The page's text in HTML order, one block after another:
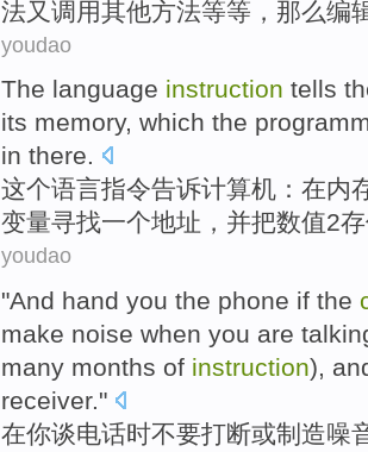
法又 调用其他方法等等 ，那么编
youdao
The language instruction tells
its memory, which the
in there.
这个语言指令告诉计算机 ： 在内
变量寻找一个地址 ，并把数值2
youdao
"And hand you the phone if the
make noise when you are
many months of instruction),
receiver."
在你谈电话时不要打断或制造噪